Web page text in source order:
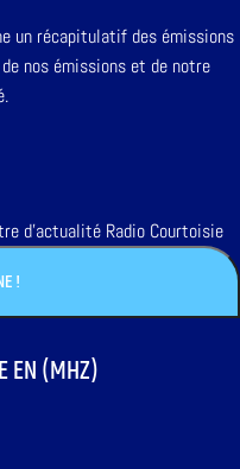
un récapitulatif des émissions
nos émissions et de notre
d'actualité Radio Courtoisie
EN (MHZ)